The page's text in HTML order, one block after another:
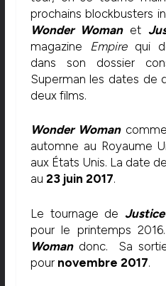
prochains blockbusters
Wonder Womanet
magazine
Empirequi
dans son dossier
Superman les dates de
deux films.
Wonder Woman
automne au Royaume
aux États Unis. La date
au 23 juin 2017.
Le tournage de
pour le printemps
Womandonc. Sa
pour novembre 2017.